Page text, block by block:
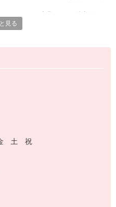
ひとりのスキルや希望条件に応
してご就業いただけます。
話】【登録会来場】の3つから
介がスムーズです。
見る
土 祝